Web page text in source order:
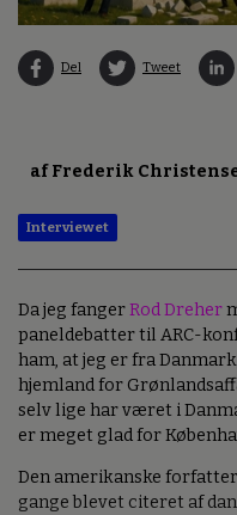
Del Tweet
af Frederik
Interviewet
Da jeg fangerRod Dreher
paneldebatter til ARC-
ham, at jeg er fra
hjemland for
selv lige har været i
er meget glad for
Den amerikanske
gange blevet citeret af